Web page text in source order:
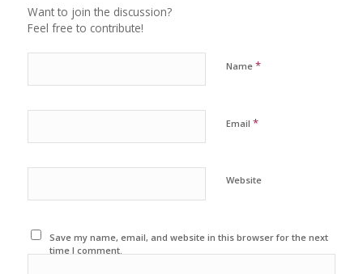
Want to join the discussion?
Feel free to contribute!
Name *
Email *
Website
Save my name, email, and website in this browser for the next
time I comment.